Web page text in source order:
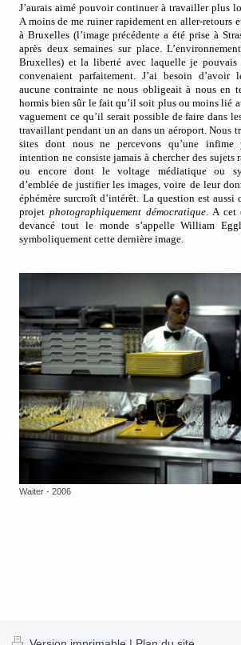
J’aurais aimé pouvoir continuer à travailler plus
A moins de me ruiner rapidement en aller-retours
à Bruxelles (l’image précédente a été prise à
après deux semaines sur place.
Bruxelles) et la liberté avec laquelle je
convenaient parfaitement. J’ai besoin d’avoir
aucune contrainte ne nous obligeait à nous en
hormis bien sûr le fait qu’il soit plus ou moins lié
vaguement ce qu’il serait possible de faire dans
travaillant pendant un an dans un aéroport. Nous
sites dont nous ne percevons qu’une infime
intention ne consiste jamais à chercher des sujets
ou encore dont le voltage médiatique ou
d’emblée de justifier les images, voire de leur
éphémère surcroît d’intérêt. La question est aussi
projet photographiquement démocratique. A cet
devancé tout le monde s’appelle William
symboliquement cette dernière image.
Waiter - 2006